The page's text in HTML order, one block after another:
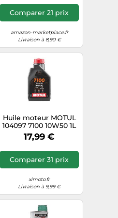
Comparer 21 prix
amazon-marketplace.fr
Livraison à 8,90 €
Huile moteur MOTUL
104097 7100 10W50 1L
17,99 €
Comparer 31 prix
xlmoto.fr
Livraison à 9,99 €